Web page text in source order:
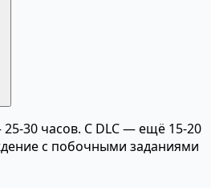
30 часов. С DLC — ещё 15-20
с побочными заданиями